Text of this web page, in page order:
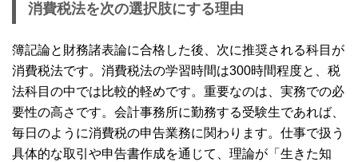
消費税法を次の選択肢にする理由
簿記論と財務諸表論に合格した後、次に推奨される科目が
消費税法です。消費税法の学習時間は300時間程度と、税
法科目の中では比較的軽めです。重要なのは、実務での必
要性の高さです。会計事務所に勤務する受験生であれば、
毎日のように消費税の申告業務に関わります。仕事で扱う
具体的な取引や申告書作成を通じて、理論が「生きた知